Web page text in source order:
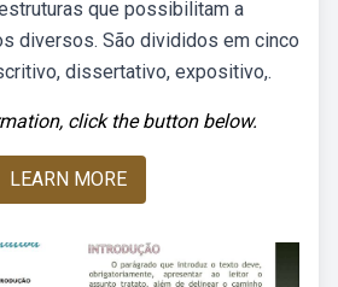
que possibilitam a
diversos. São divididos em cinco
dissertativo, expositivo,.
click the button below.
LEARN MORE